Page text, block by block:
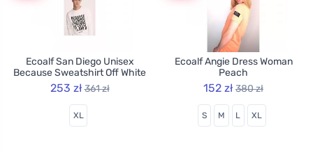
Ecoalf San Diego Unisex
Because Sweatshirt Off White
253 zł 361 zł
XL
Ecoalf Angie Dress Woman
Peach
152 zł 380 zł
S M L XL